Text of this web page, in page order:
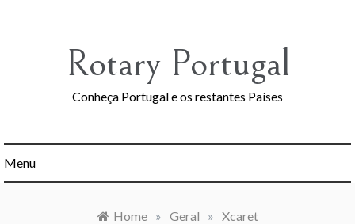
Rotary Portugal
Conheça Portugal e os restantes Países
Menu
Home » Geral » Xcaret